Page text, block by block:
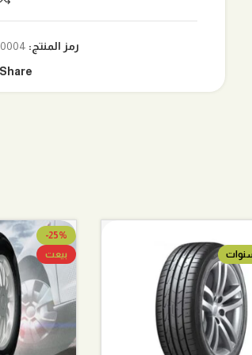
رمز المنتج: 001
Share:
-25%
بيعت